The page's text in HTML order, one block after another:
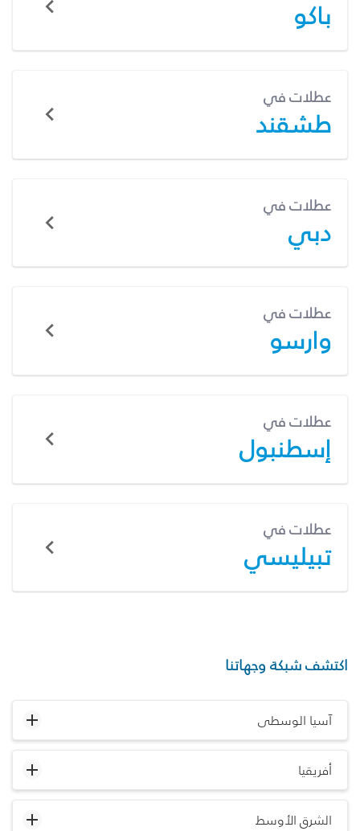
باكو
عطلات في
طشقند
عطلات في
دبي
عطلات في
وارسو
عطلات في
إسطنبول
عطلات في
تبيليسي
اكتشف شبكة وجهاتنا
آسيا الوسطى
أفريقيا
الشرق الأوسط